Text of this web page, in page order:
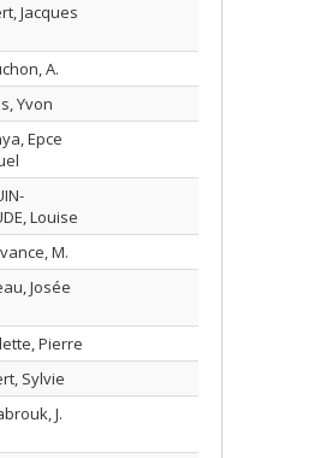
Jacques
A.
Yvon
Epce
Louise
M.
Josée
Pierre
Sylvie
J.